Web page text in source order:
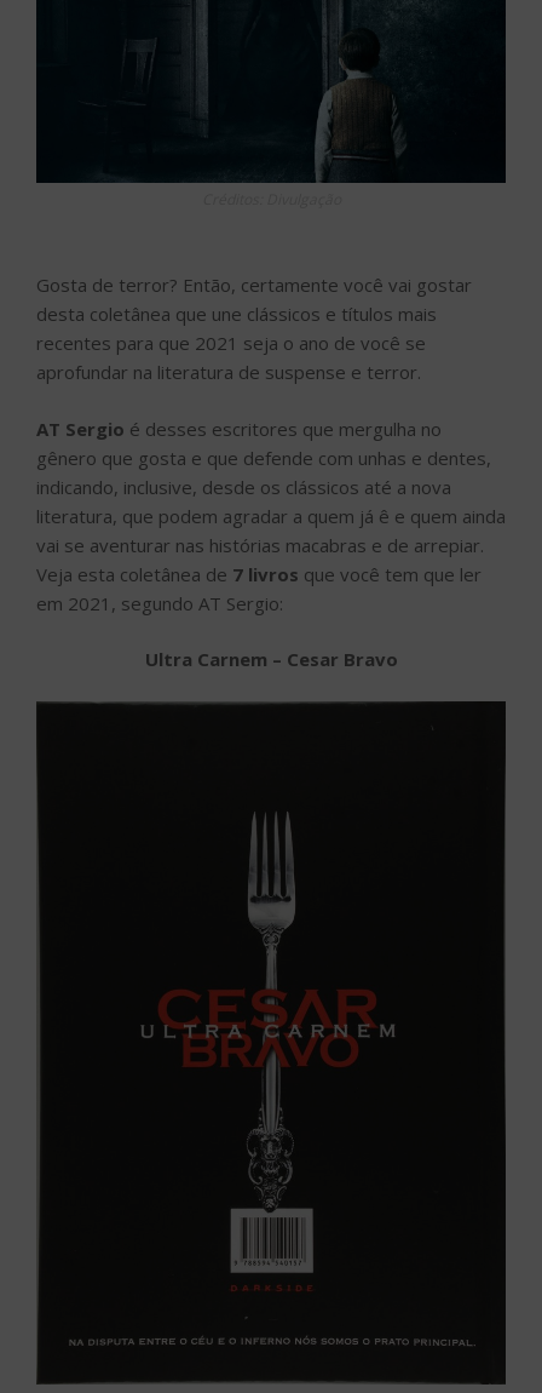
Gosta de terror? Então, certamente você vai gostar
desta coletânea que une clássicos e títulos mais
recentes para que 2021 seja o ano de você se
aprofundar na literatura de suspense e terror.
AT Sergio é desses escritores que mergulha no
gênero que gosta e que defende com unhas e dentes,
indicando, inclusive, desde os clássicos até a nova
literatura, que podem agradar a quem já ê e quem ainda
vai se aventurar nas histórias macabras e de arrepiar.
Veja esta coletânea de 7 livros que você tem que ler
em 2021, segundo AT Sergio:
Ultra Carnem – Cesar Bravo